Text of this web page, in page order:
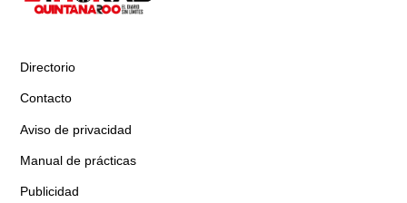
Directorio
Contacto
Aviso de privacidad
Manual de prácticas
Publicidad